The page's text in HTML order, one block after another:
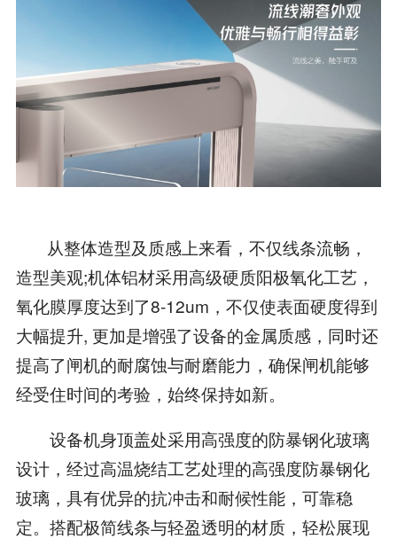
从整体造型及质感上来看，不仅线条流畅，
造型美观;机体铝材采用高级硬质阳极氧化工艺，
氧化膜厚度达到了8-12um，不仅使表面硬度得到
大幅提升, 更加是增强了设备的金属质感，同时还
提高了闸机的耐腐蚀与耐磨能力，确保闸机能够
经受住时间的考验，始终保持如新。
设备机身顶盖处采用高强度的防暴钢化玻璃
设计，经过高温烧结工艺处理的高强度防暴钢化
玻璃，具有优异的抗冲击和耐候性能，可靠稳
定。搭配极简线条与轻盈透明的材质，轻松展现